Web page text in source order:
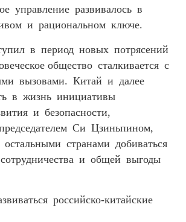
управление развивалось в
и рациональном ключе.
в период новых потрясений
общество сталкивается с
вызовами. Китай и далее
в жизнь инициативы
и безопасности,
Си Цзиньпином,
странами добиваться
и общей выгоды
российско-китайские